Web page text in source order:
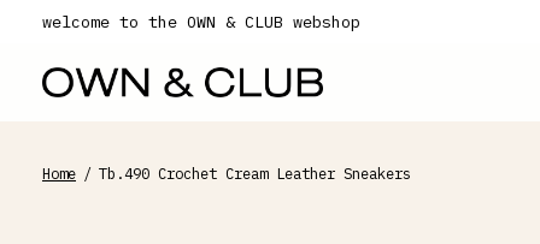
welcome to the OWN & CLUB webshop
Home / Tb.490 Crochet Cream Leather Sneakers